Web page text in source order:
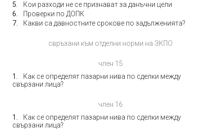
Кои разходи не се признават за данъчни цели
Проверки по ДОПК
Какви са давностните срокове по задълженията?
свръзани към отделни норми на ЗКПО
член 15
Как се определят пазарни нива по сделки между
свързани лица?
член 16
Как се определят пазарни нива по сделки между
свързани лица?